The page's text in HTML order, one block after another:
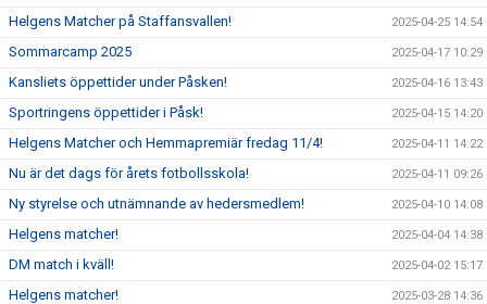
Helgens Matcher på Staffansvallen! 2025-04-25 14:54
Sommarcamp 2025 2025-04-17 10:29
Kansliets öppettider under Påsken! 2025-04-16 13:43
Sportringens öppettider i Påsk! 2025-04-15 14:20
Helgens Matcher och Hemmapremiär fredag 11/4! 2025-04-11 14:22
Nu är det dags för årets fotbollsskola! 2025-04-11 09:26
Ny styrelse och utnämnande av hedersmedlem! 2025-04-10 14:08
Helgens matcher! 2025-04-04 14:38
DM match i kväll! 2025-04-02 15:17
Helgens matcher! 2025-03-28 14:36